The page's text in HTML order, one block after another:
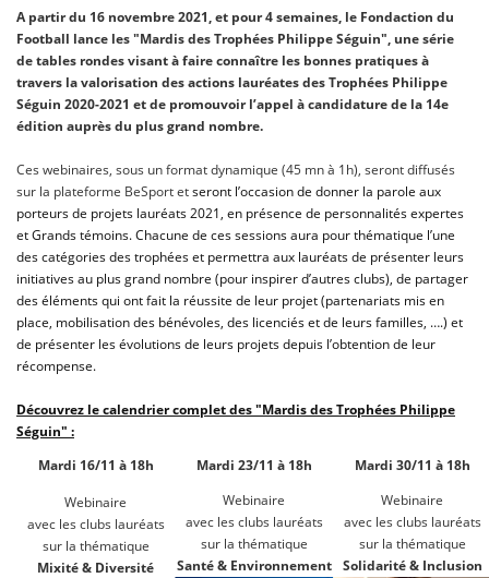
A partir du 16 novembre 2021, et pour 4 semaines, le Fondaction du
Football lance les "Mardis des Trophées Philippe Séguin", une série
de tables rondes visant à faire connaître les bonnes pratiques à
travers la valorisation des actions lauréates des Trophées Philippe
Séguin 2020-2021 et de promouvoir l’appel à candidature de la 14e
édition auprès du plus grand nombre.
Ces webinaires, sous un format dynamique (45 mn à 1h), seront diffusés
sur la plateforme BeSport etseront l’occasion de donner la parole aux
porteurs de projets lauréats 2021, en présence de personnalités expertes
et Grands témoins. Chacune de ces sessions aura pour thématique l’une
des catégories des trophées et permettra aux lauréats de présenter leurs
initiatives au plus grand nombre (pour inspirer d’autres clubs), de partager
des éléments qui ont fait la réussite de leur projet (partenariats mis en
place, mobilisation des bénévoles, des licenciés et de leurs familles, ….) et
de présenter les évolutions de leurs projets depuis l’obtention de leur
récompense.
Découvrez le calendrier complet des "Mardis des Trophées Philippe
Séguin" :
Mardi 16/11 à 18h
Mardi 23/11 à 18h
Mardi 30/11 à 18h
Webinaire
avec les clubs lauréats
sur la thématique
Mixité & Diversité
Webinaire
avec les clubs lauréats
sur la thématique
Santé & Environnement
Webinaire
avec les clubs lauréats
sur la thématique
Solidarité & Inclusion